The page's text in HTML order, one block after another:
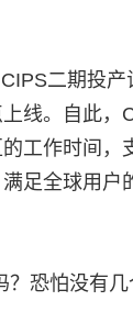
二期投产
线。自此，
工作时间，
足全球用户
恐怕没有几